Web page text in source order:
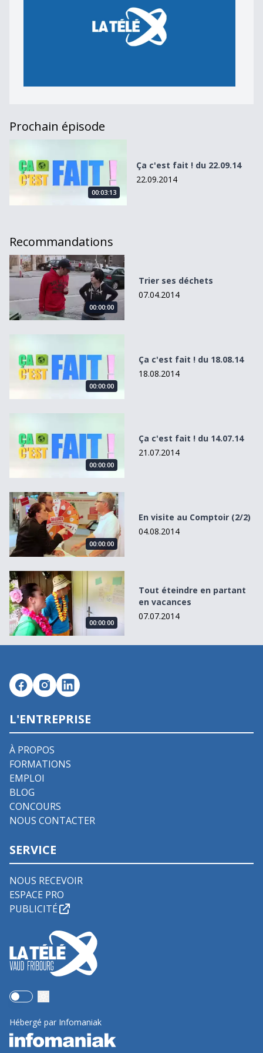
Prochain épisode
00:03:13
Ça c'est fait ! du 22.09.14
22.09.2014
Recommandations
Trier ses déchets
00:00:00
Trier ses déchets
07.04.2014
00:00:00
Ça c'est fait ! du 18.08.14
18.08.2014
00:00:00
Ça c'est fait ! du 14.07.14
21.07.2014
En visite au Comptoir (2/2)
00:00:00
En visite au Comptoir (2/2)
04.08.2014
Tout éteindre en partant en vacances
00:00:00
Tout éteindre en partant
en vacances
07.07.2014
L'ENTREPRISE
À PROPOS
FORMATIONS
EMPLOI
BLOG
CONCOURS
NOUS CONTACTER
SERVICE
NOUS RECEVOIR
ESPACE PRO
PUBLICITÉ
Use setting
Hébergé par Infomaniak